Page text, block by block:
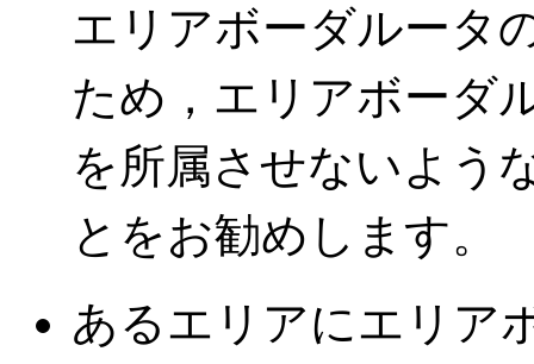
エリアボーダルータ
ため，エリアボーダ
を所属させないよう
とをお勧めします。
あるエリアにエリア